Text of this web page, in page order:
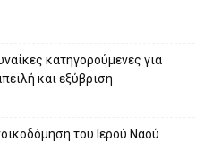
κατηγορούμενες για
και εξύβριση
του Ιερού Ναού